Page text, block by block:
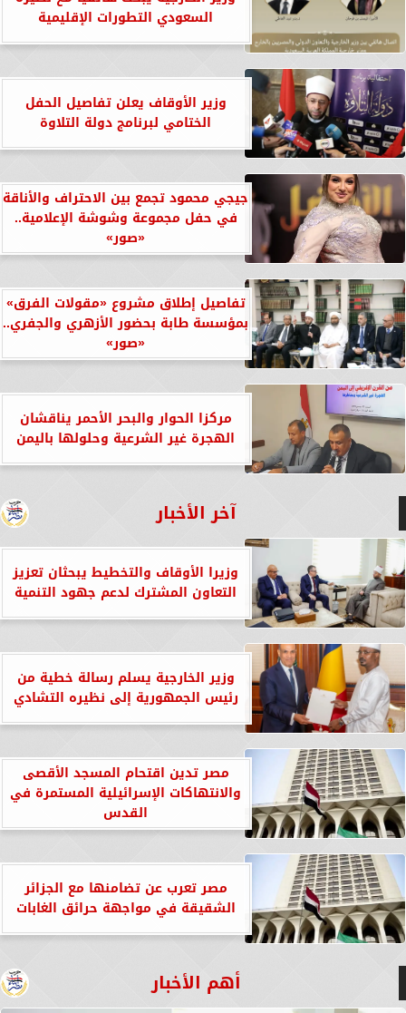
السعودي التطورات الإقليمية
وزير الأوقاف يعلن تفاصيل الحفل
الختامي لبرنامج دولة التلاوة
جيجي محمود تجمع بين الاحتراف والأناقة
في حفل مجموعة وشوشة الإعلامية..
«صور»
تفاصيل إطلاق مشروع «مقولات الفرق»
بمؤسسة طابة بحضور الأزهري والجفري..
«صور»
مركزا الحوار والبحر الأحمر يناقشان
الهجرة غير الشرعية وحلولها باليمن
آخر الأخبار
وزيرا الأوقاف والتخطيط يبحثان تعزيز
التعاون المشترك لدعم جهود التنمية
وزير الخارجية يسلم رسالة خطية من
رئيس الجمهورية إلى نظيره التشادي
مصر تدين اقتحام المسجد الأقصى
والانتهاكات الإسرائيلية المستمرة في
القدس
مصر تعرب عن تضامنها مع الجزائر
الشقيقة في مواجهة حرائق الغابات
أهم الأخبار